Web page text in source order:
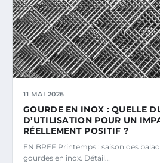
11 MAI 2026
GOURDE EN INOX : QUELLE
D’UTILISATION POUR UN
RÉELLEMENT POSITIF ?
EN BREF Printemps : saison des
gourdes en inox. Détail…